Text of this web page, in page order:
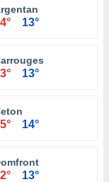
13°
13°
14°
13°